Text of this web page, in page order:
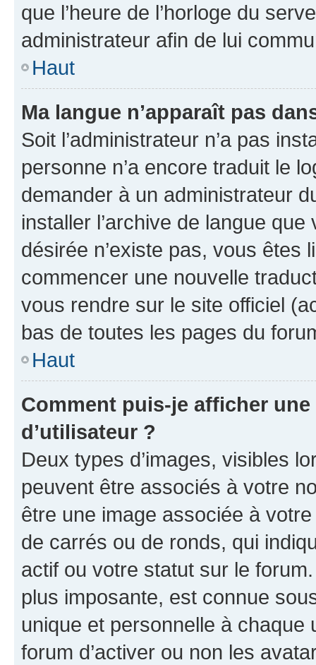
que l’heure de l’horloge du
administrateur afin de lui
Haut
Ma langue n’apparaît pas
Soit l’administrateur n’a pas
personne n’a encore traduit le
demander à un administrateur
installer l’archive de langue
désirée n’existe pas, vous êtes
commencer une nouvelle
vous rendre sur le site officiel
bas de toutes les pages du
Haut
Comment puis-je afficher
d’utilisateur ?
Deux types d’images, visibles
peuvent être associés à votre
être une image associée à
de carrés ou de ronds, qui
actif ou votre statut sur le
plus imposante, est connue
unique et personnelle à chaque
forum d’activer ou non les